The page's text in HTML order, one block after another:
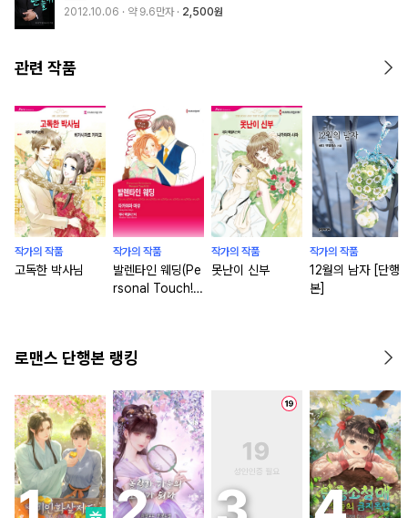
2012.10.06 · 약 9.6만자 2,500원
관련 작품
작가의 작품
고독한 박사님
작가의 작품
발렌타인 웨딩(Pe
rsonal Touch!
작가의 작품
못난이 신부
작가의 작품
12월의 남자 [단행
본]
로맨스 단행본 랭킹